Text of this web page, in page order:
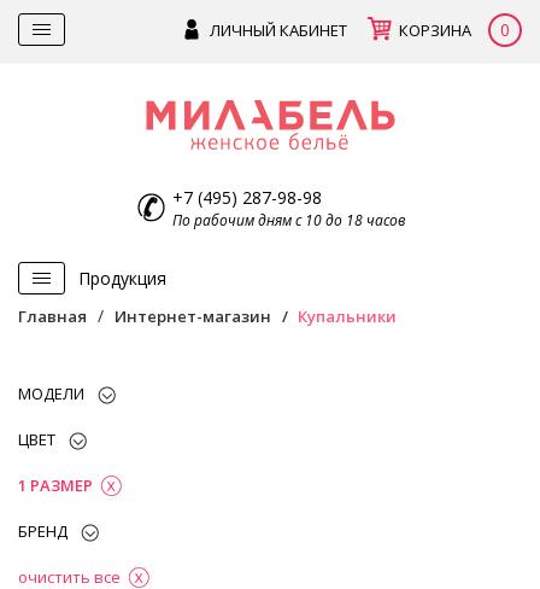
ЛИЧНЫЙ КАБИНЕТ КОРЗИНА 0
+7 (495) 287-98-98
По рабочим дням с 10 до 18 часов
Продукция
Главная Интернет-магазин Купальники
МОДЕЛИ
ЦВЕТ
1 РАЗМЕР
БРЕНД
очистить все